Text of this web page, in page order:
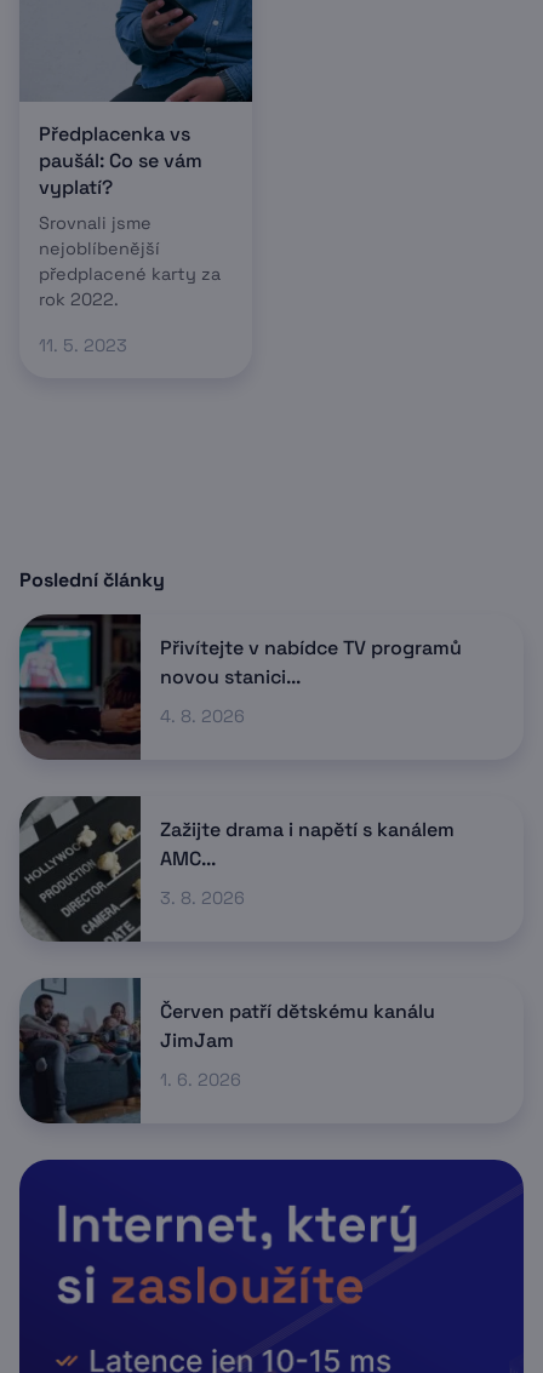
Předplacenka vs
paušál: Co se vám
vyplatí?
Srovnali jsme
nejoblíbenější
předplacené karty za
rok 2022.
11. 5. 2023
Poslední články
Přivítejte v nabídce TV programů
novou stanici...
4. 8. 2026
Zažijte drama i napětí s kanálem
AMC...
3. 8. 2026
Červen patří dětskému kanálu
JimJam
1. 6. 2026